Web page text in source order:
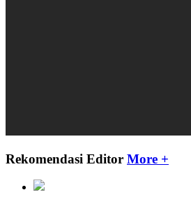
Rekomendasi Editor More +